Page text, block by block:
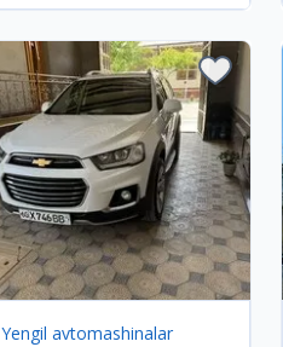
Yengil avtomashinalar